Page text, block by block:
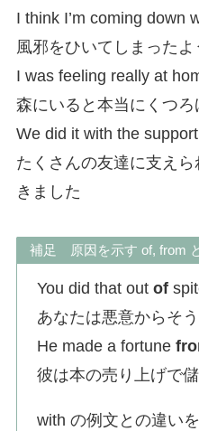
I think I’m coming down
風邪をひいてしまったよ
I was feeling really at
森にいると本当にくつ
We did it with the
たくさんの友達に支え
きました
補足 原因を示す of, from
You did that outof
あなたは悪意からそ
He made a fortune
彼は本の売り上げで
with の例文との違い